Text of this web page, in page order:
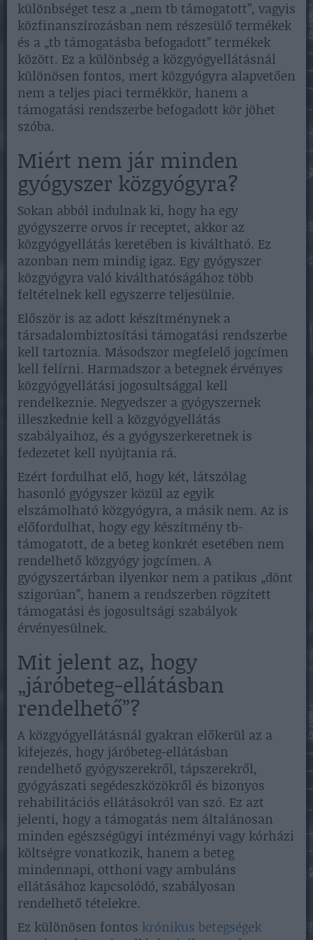
különbséget tesz a „nem tb támogatott”, vagyis
közfinanszírozásban nem részesülő termékek
és a „tb támogatásba befogadott” termékek
között. Ez a különbség a közgyógyellátásnál
különösen fontos, mert közgyógyra alapvetően
nem a teljes piaci termékkör, hanem a
támogatási rendszerbe befogadott kör jöhet
szóba.
Miért nem jár minden
gyógyszer közgyógyra?
Sokan abból indulnak ki, hogy ha egy
gyógyszerre orvos ír receptet, akkor az
közgyógyellátás keretében is kiváltható. Ez
azonban nem mindig igaz. Egy gyógyszer
közgyógyra való kiválthatóságához több
feltételnek kell egyszerre teljesülnie.
Először is az adott készítménynek a
társadalombiztosítási támogatási rendszerbe
kell tartoznia. Másodszor megfelelő jogcímen
kell felírni. Harmadszor a betegnek érvényes
közgyógyellátási jogosultsággal kell
rendelkeznie. Negyedszer a gyógyszernek
illeszkednie kell a közgyógyellátás
szabályaihoz, és a gyógyszerkeretnek is
fedezetet kell nyújtania rá.
Ezért fordulhat elő, hogy két, látszólag
hasonló gyógyszer közül az egyik
elszámolható közgyógyra, a másik nem. Az is
előfordulhat, hogy egy készítmény tb-
támogatott, de a beteg konkrét esetében nem
rendelhető közgyógy jogcímen. A
gyógyszertárban ilyenkor nem a patikus „dönt
szigorúan”, hanem a rendszerben rögzített
támogatási és jogosultsági szabályok
érvényesülnek.
Mit jelent az, hogy
„járóbeteg-ellátásban
rendelhető”?
A közgyógyellátásnál gyakran előkerül az a
kifejezés, hogy járóbeteg-ellátásban
rendelhető gyógyszerekről, tápszerekről,
gyógyászati segédeszközökről és bizonyos
rehabilitációs ellátásokról van szó. Ez azt
jelenti, hogy a támogatás nem általánosan
minden egészségügyi intézményi vagy kórházi
költségre vonatkozik, hanem a beteg
mindennapi, otthoni vagy ambuláns
ellátásához kapcsolódó, szabályosan
rendelhető tételekre.
Ez különösen fontos krónikus betegségek